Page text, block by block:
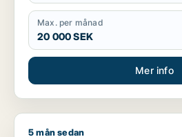
Max. per månad
20 000 SEK
Mer info
Ibrahim söker kontor, lager,
5 mån sedan